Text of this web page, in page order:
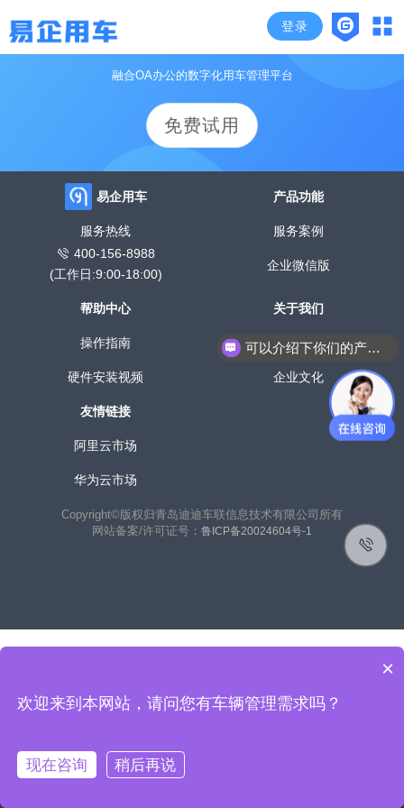
登录
颠覆传统管车模式，开启企业高效用车时代
融合OA办公的数字化用车管理平台
免费试用
易企用车
服务热线
400-156-8988
(工作日:9:00-18:00)
产品功能
服务案例
企业微信版
帮助中心
操作指南
硬件安装视频
关于我们
公司介绍
企业文化
友情链接
阿里云市场
华为云市场
Copyright©版权归青岛迪迪车联信息技术有限公司所有
网站备案/许可证号： 鲁ICP备20024604号-1
联系客户经理获取免费使用：
可以介绍下你们的产品么？
×
欢迎来到本网站，请问您有车辆管理需求吗？
现在咨询 稍后再说